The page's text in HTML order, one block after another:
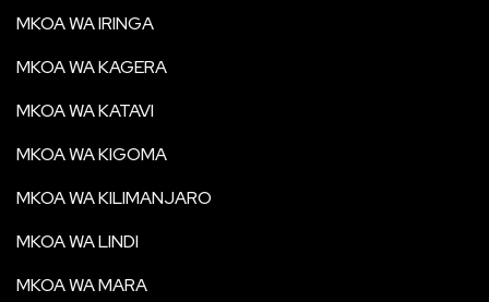
MKOA WA IRINGA
MKOA WA KAGERA
MKOA WA KATAVI
MKOA WA KIGOMA
MKOA WA KILIMANJARO
MKOA WA LINDI
MKOA WA MARA